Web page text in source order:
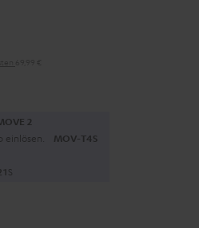
2
einlösen. MOV-T4S
0S